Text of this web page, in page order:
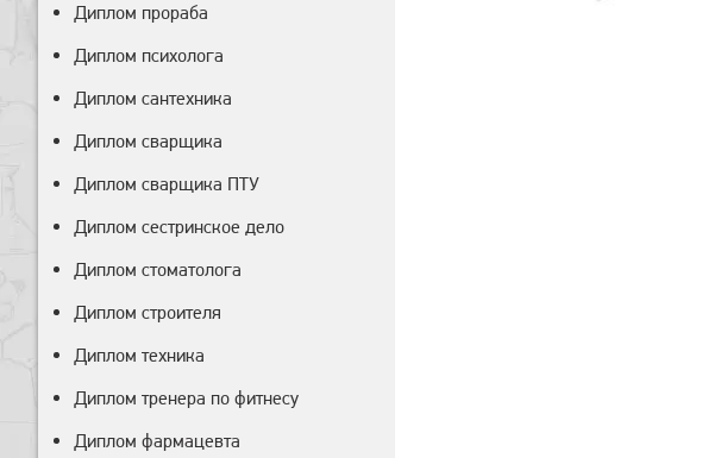
Диплом прораба
Диплом психолога
Диплом сантехника
Диплом сварщика
Диплом сварщика ПТУ
Диплом сестринское дело
Диплом стоматолога
Диплом строителя
Диплом техника
Диплом тренера по фитнесу
Диплом фармацевта